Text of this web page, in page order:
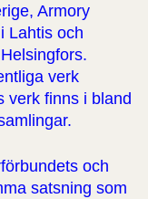
Armory
Lahtis och
verk
verk finns i bland
och
satsning som